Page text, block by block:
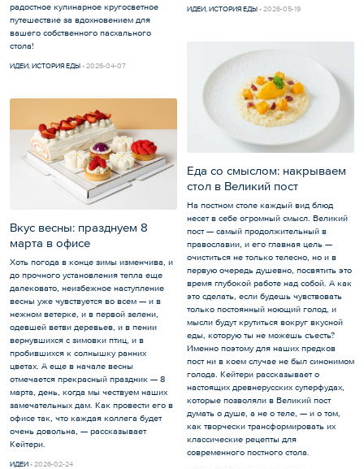
ИДЕИ ИСТОРИЯ ЕДЫ 2026-05-19
радостное кулинарное кругосветное
путешествие за вдохновением для
вашего собственного пасхального
стола!
ИДЕИ, ИСТОРИЯ ЕДЫ 2026-04-07
Еда со смыслом: накрываем
стол в Великий пост
На постном столе каждый вид блюд
несет в себе огромный смысл. Великий
пост — самый продолжительный в
православии, и его главная цель —
очиститься не только телесно, но и в
первую очередь душевно, посвятить это
время глубокой работе над собой. А как
это сделать, если будешь чувствовать
только постоянный ноющий голод, и
мысли будут крутиться вокруг вкусной
еды, которую ты не можешь съесть?
Именно поэтому для наших предков
пост ни в коем случае не был синонимом
голода. Кейтери рассказывает о
настоящих древнерусских суперфудах,
которые позволяли в Великий пост
думать о душе, а не о теле, — и о том,
как творчески трансформировать их
классические рецепты для
современного постного стола.
Вкус весны: празднуем 8
марта в офисе
Хоть погода в конце зимы изменчива, и
до прочного установления тепла еще
далековато, неизбежное наступление
весны уже чувствуется во всем — и в
нежном ветерке, и в первой зелени,
одевшей ветви деревьев, и в пении
вернувшихся с зимовки птиц, и в
пробившихся к солнышку ранних
цветах. А еще в начале весны
отмечается прекрасный праздник — 8
марта, день, когда мы чествуем наших
замечательных дам. Как провести его в
офисе так, что каждая коллега будет
очень довольна, — рассказывает
Кейтери.
ИДЕИ 2026-02-24